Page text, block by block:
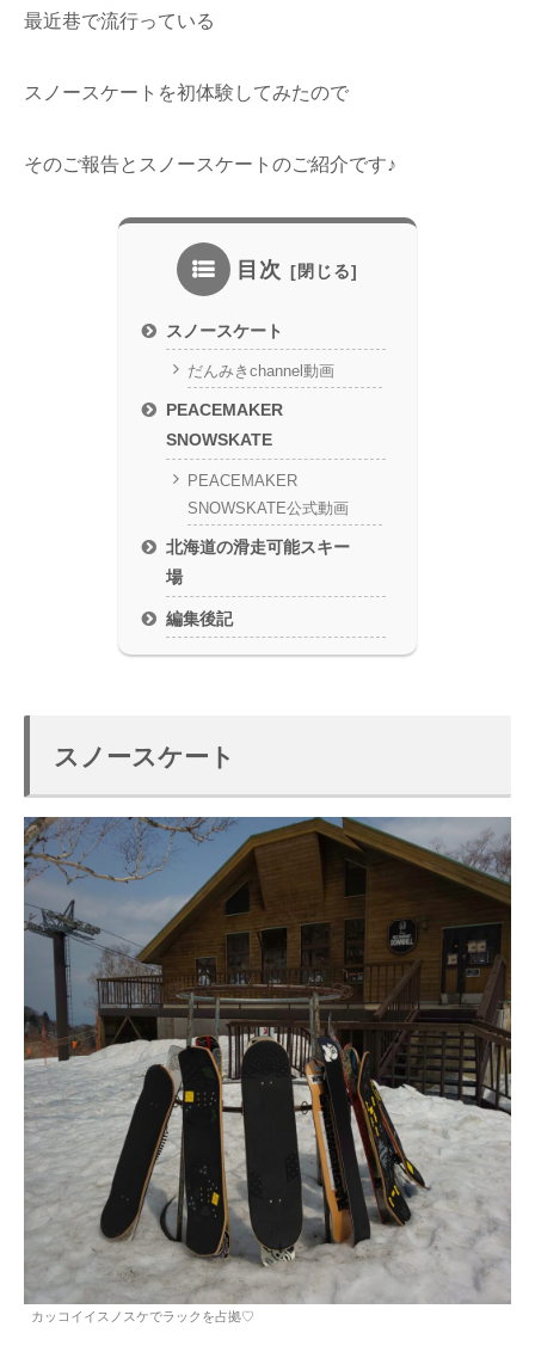
最近巷で流行っている
スノースケートを初体験してみたので
そのご報告とスノースケートのご紹介です♪
目次
スノースケート
だんみきchannel動画
PEACEMAKER
SNOWSKATE
PEACEMAKER
SNOWSKATE公式動画
北海道の滑走可能スキー
場
編集後記
スノースケート
カッコイイスノスケでラックを占拠♡